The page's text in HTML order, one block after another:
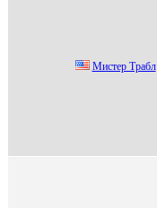
Mиcтep Тpaбл